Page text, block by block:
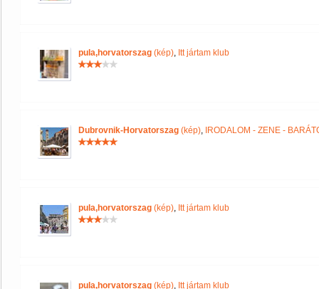
pula,horvatorszag (kép), Itt jártam klub
Dubrovnik-Horvatorszag (kép), IRODALOM - ZENE -
pula,horvatorszag (kép), Itt jártam klub
pula,horvatorszag (kép), Itt jártam klub